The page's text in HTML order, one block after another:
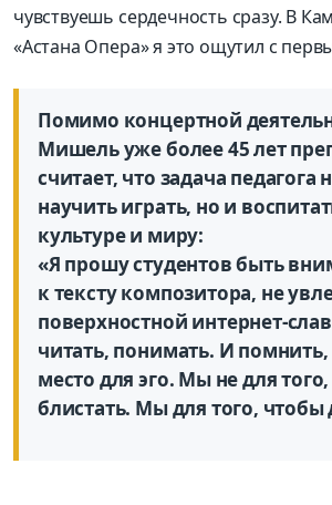
чувствуешь сердечность сразу. В
«Астана Опера» я это ощутил с
Помимо концертной
Мишель уже более 45 лет
считает, что задача педагога
научить играть, но и
культуре и миру:
«Я прошу студентов быть
к тексту композитора, не
поверхностной интернет-
читать, понимать. И помнить,
место для эго. Мы не для
блистать. Мы для того, чтобы